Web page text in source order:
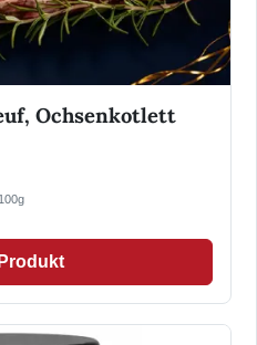
Ochsenkotlett